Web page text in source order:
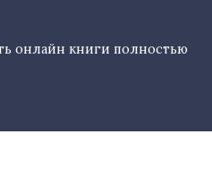
онлайн книги полностью